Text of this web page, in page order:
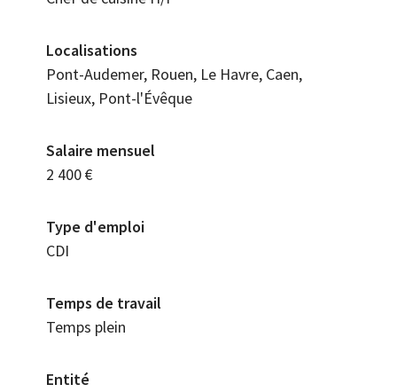
Localisations
Pont-Audemer, Rouen, Le Havre, Caen,
Lisieux, Pont-l'Évêque
Salaire mensuel
2 400 €
Type d'emploi
CDI
Temps de travail
Temps plein
Entité